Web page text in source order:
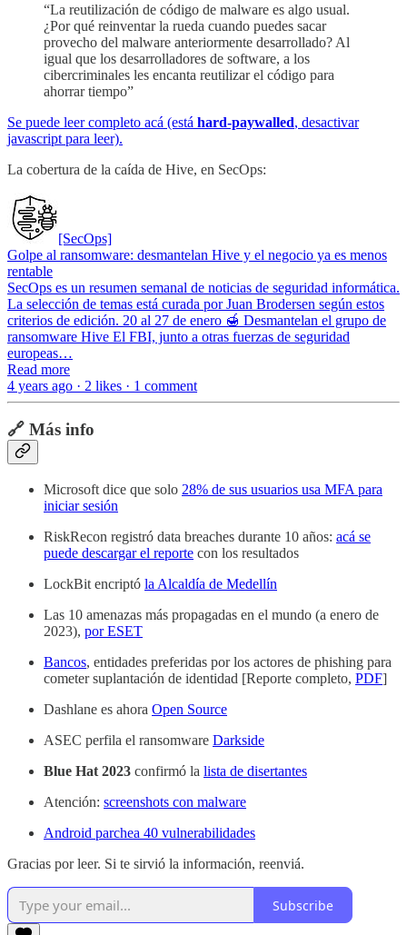
“La reutilización de código de malware es algo usual.
¿Por qué reinventar la rueda cuando puedes sacar
provecho del malware anteriormente desarrollado? Al
igual que los desarrolladores de software, a los
cibercriminales les encanta reutilizar el código para
ahorrar tiempo”
Se puede leer completo acá (está hard-paywalled, desactivar
javascript para leer).
La cobertura de la caída de Hive, en SecOps:
[SecOps]
Golpe al ransomware: desmantelan Hive y el negocio ya es menos
rentable
SecOps es un resumen semanal de noticias de seguridad informática.
La selección de temas está curada por Juan Brodersen según estos
criterios de edición. 20 al 27 de enero 🍯 Desmantelan el grupo de
ransomware Hive El FBI, junto a otras fuerzas de seguridad
europeas…
Read more
4 years ago · 2 likes · 1 comment
🔗 Más info
Microsoft dice que solo 28% de sus usuarios usa MFA para
iniciar sesión
RiskRecon registró data breaches durante 10 años: acá se
puede descargar el reporte con los resultados
LockBit encriptó la Alcaldía de Medellín
Las 10 amenazas más propagadas en el mundo (a enero de
2023), por ESET
Bancos, entidades preferidas por los actores de phishing para
cometer suplantación de identidad [Reporte completo, PDF]
Dashlane es ahora Open Source
ASEC perfila el ransomware Darkside
Blue Hat 2023 confirmó la lista de disertantes
Atención: screenshots con malware
Android parchea 40 vulnerabilidades
Gracias por leer. Si te sirvió la información, reenviá.
Subscribe